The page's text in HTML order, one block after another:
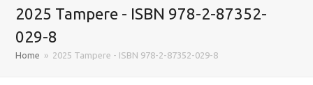
2025 Tampere - ISBN 978-2-87352-
029-8
Home » 2025 Tampere - ISBN 978-2-87352-029-8